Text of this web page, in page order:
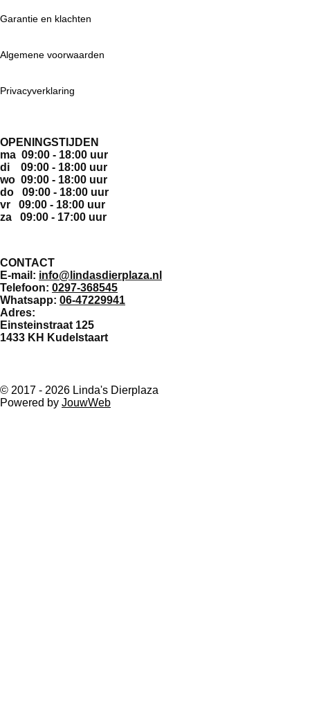
Garantie en klachten
Algemene voorwaarden
Privacyverklaring
OPENINGSTIJDEN
ma 09:00 - 18:00 uur
di 09:00 - 18:00 uur
wo 09:00 - 18:00 uur
do 09:00 - 18:00 uur
vr 09:00 - 18:00 uur
za 09:00 - 17:00 uur
CONTACT
E-mail: info@lindasdierplaza.nl
Telefoon: 0297-368545
Whatsapp: 06-47229941
Adres:
Einsteinstraat 125
1433 KH Kudelstaart
a
c
© 2017 - 2026 Linda's Dierplaza
Powered by JouwWeb